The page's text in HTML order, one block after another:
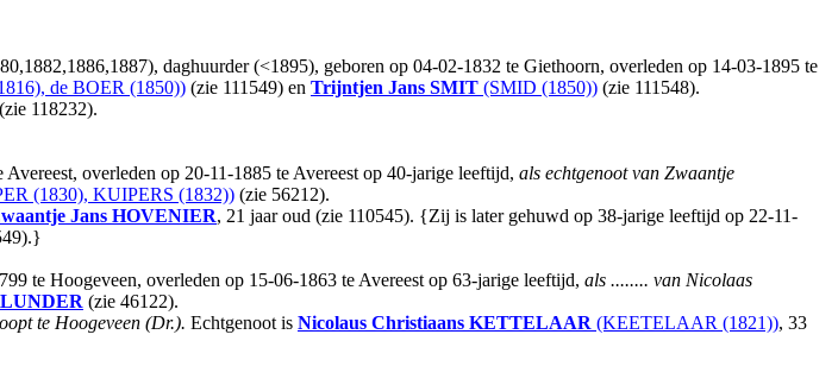
daghuurder (<1895), geboren op 04-02-1832 te Giethoorn, overleden op 14-03-1895 te
de BOER (1850)) (zie 111549) en Trijntjen Jans SMIT (SMID (1850)) (zie 111548).
118232).
overleden op 20-11-1885 te Avereest op 40-jarige leeftijd, als echtgenoot van Zwaantje
(1830), KUIPERS (1832)) (zie 56212).
Jans HOVENIER, 21 jaar oud (zie 110545). {Zij is later gehuwd op 38-jarige leeftijd op 22-11-
te Hoogeveen, overleden op 15-06-1863 te Avereest op 63-jarige leeftijd, als ........ van Nicolaas
(zie 46122).
te Hoogeveen (Dr.). Echtgenoot is Nicolaus Christiaans KETTELAAR (KEETELAAR (1821)), 33